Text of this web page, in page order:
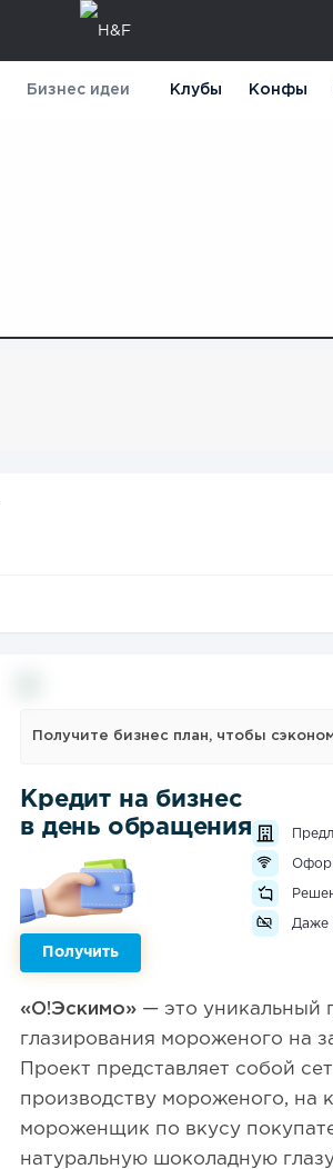
Бизнес идеи Клубы Конфы
Получите бизнес план, чтобы
Кредит на бизнес
в день обращения
Получить
Даже
«О!Эскимо» — это уникальный
глазирования мороженого на
Проект представляет собой
производству мороженого, на
мороженщик по вкусу
натуральную шоколадную